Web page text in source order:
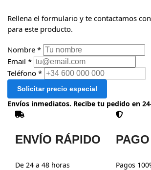
Rellena el formulario y te contactamos
para este producto.
Nombre *
Email *
Teléfono *
Solicitar precio especial
Envíos inmediatos. Recibe tu pedido en
ENVÍO RÁPIDO
De 24 a 48 horas Pagos